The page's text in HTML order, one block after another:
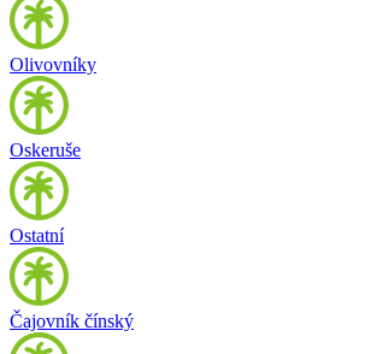
Olivovníky
Oskeruše
Ostatní
Čajovník čínský